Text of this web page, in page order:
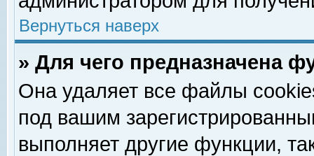
Вернуться наверх
» Для чего предназначена
Она удаляет все файлы
под вашим
выполняет другие функции,